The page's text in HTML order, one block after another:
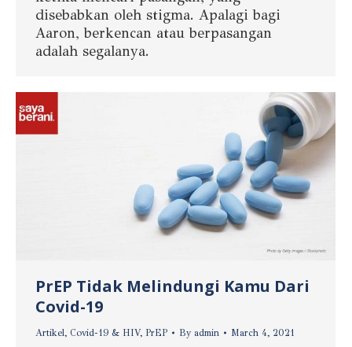
disebabkan oleh stigma. Apalagi bagi
Aaron, berkencan atau berpasangan
adalah segalanya.
PrEP Tidak Melindungi Kamu Dari
Covid-19
Artikel, Covid-19 & HIV, PrEP By admin March 4, 2021